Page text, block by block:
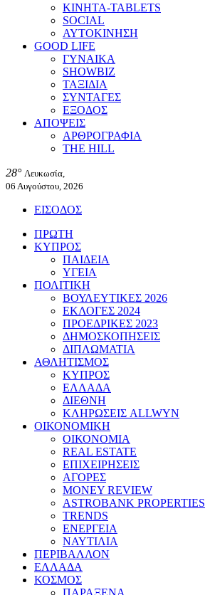
ΚΙΝΗΤΑ-TABLETS
SOCIAL
ΑΥΤΟΚΙΝΗΣΗ
GOOD LIFE
ΓΥΝΑΙΚΑ
SHOWBIZ
ΤΑΞΙΔΙΑ
ΣΥΝΤΑΓΕΣ
ΕΞΟΔΟΣ
ΑΠΟΨΕΙΣ
ΑΡΘΡΟΓΡΑΦΙΑ
THE HILL
28° Λευκωσία,
06 Αυγούστου, 2026
ΕΙΣΟΔΟΣ
ΠΡΩΤΗ
ΚΥΠΡΟΣ
ΠΑΙΔΕΙΑ
ΥΓΕΙΑ
ΠΟΛΙΤΙΚΗ
ΒΟΥΛΕΥΤΙΚΕΣ 2026
ΕΚΛΟΓΕΣ 2024
ΠΡΟΕΔΡΙΚΕΣ 2023
ΔΗΜΟΣΚΟΠΗΣΕΙΣ
ΔΙΠΛΩΜΑΤΙΑ
ΑΘΛΗΤΙΣΜΟΣ
ΚΥΠΡΟΣ
ΕΛΛΑΔΑ
ΔΙΕΘΝΗ
ΚΛΗΡΩΣΕΙΣ ALLWYN
ΟΙΚΟΝΟΜΙΚΗ
ΟΙΚΟΝΟΜΙΑ
REAL ESTATE
ΕΠΙΧΕΙΡΗΣΕΙΣ
ΑΓΟΡΕΣ
MONEY REVIEW
ASTROBANK PROPERTIES
TRENDS
ΕΝΕΡΓΕΙΑ
ΝΑΥΤΙΛΙΑ
ΠΕΡΙΒΑΛΛΟΝ
ΕΛΛΑΔΑ
ΚΟΣΜΟΣ
ΠΑΡΑΞΕΝΑ